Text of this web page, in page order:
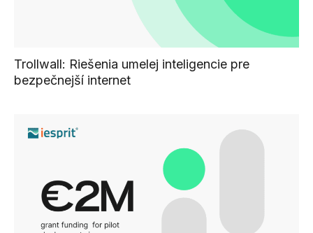
Trollwall: Riešenia umelej inteligencie pre
bezpečnejší internet